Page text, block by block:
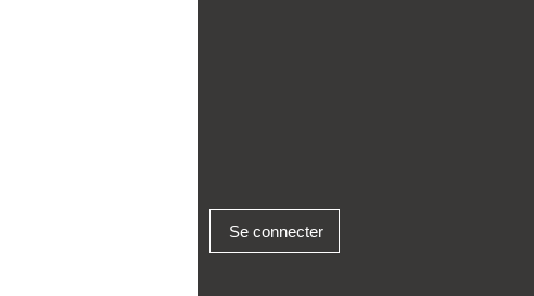
Se connecter